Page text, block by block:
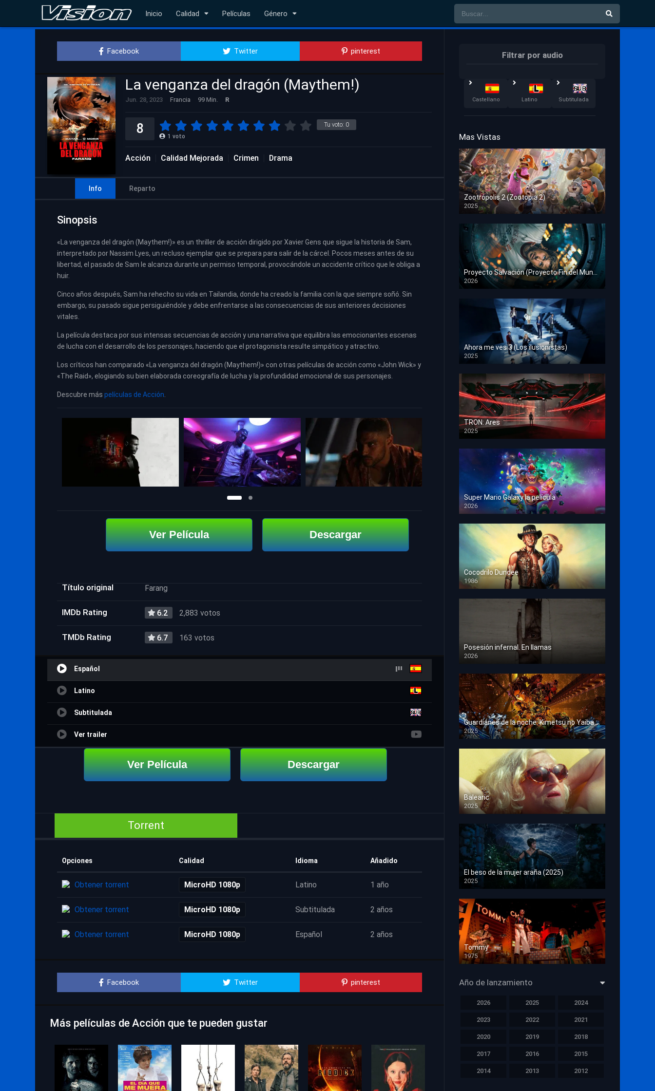
Inicio Calidad Películas Género
Facebook Twitter pinterest
La venganza del dragón (Maythem!)
Jun. 28, 2023 Francia 99 Min. R
Tu voto: 0
8 1 voto
Acción Calidad Mejorada Crimen Drama
Info Reparto
Sinopsis
«La venganza del dragón (Maythem!)» es un thriller de acción dirigido por Xavier Gens que sigue la historia de Sam,
interpretado por Nassim Lyes, un recluso ejemplar que se prepara para salir de la cárcel. Pocos meses antes de su
libertad, el pasado de Sam le alcanza durante un permiso temporal, provocándole un accidente crítico que le obliga a
huir.
Cinco años después, Sam ha rehecho su vida en Tailandia, donde ha creado la familia con la que siempre soñó. Sin
embargo, su pasado sigue persiguiéndole y debe enfrentarse a las consecuencias de sus anteriores decisiones
vitales.
La película destaca por sus intensas secuencias de acción y una narrativa que equilibra las emocionantes escenas
de lucha con el desarrollo de los personajes, haciendo que el protagonista resulte simpático y atractivo.
Los críticos han comparado «La venganza del dragón (Maythem!)» con otras películas de acción como «John Wick» y
«The Raid», elogiando su bien elaborada coreografía de lucha y la profundidad emocional de sus personajes.
Descubre más películas de Acción
Ver Película Descargar
Título original Farang
IMDb Rating 6.2 2,883 votos
TMDb Rating 6.7 163 votos
Español
Latino
Subtitulada
Ver trailer
Ver Película Descargar
Torrent
Opciones Calidad Idioma Añadido
Obtener torrent MicroHD 1080p Latino 1 año
Obtener torrent MicroHD 1080p Subtitulada 2 años
Obtener torrent MicroHD 1080p Español 2 años
Facebook Twitter pinterest
Más películas de Acción que te pueden gustar
Filtrar por audio
Castellano Latino Subtitulada
Mas Vistas
Zootrópolis 2 (Zootopia 2)
2025
HD 1080p
Proyecto Salvación (Proyecto Fin del Mundo)
2026
HD 1080p
Ahora me ves 3 (Los ilusionistas)
2025
HD 1080p
TRON: Ares
2025
HD 1080p
Super Mario Galaxy la película
2026
HD 1080p
Cocodrilo Dundee
1986
HD 1080p
Posesión infernal. En llamas
2026
HD 1080p
Guardianes de la noche: Kimetsu no Yaiba La fortaleza infinita
2025
HD 1080p
Balearic
2025
HD 1080p
El beso de la mujer araña (2025)
2025
HD 1080p
Tommy
1975
HD 1080p
Año de lanzamiento
2026 2025 2024
2023 2022 2021
2020 2019 2018
2017 2016 2015
2014 2013 2012